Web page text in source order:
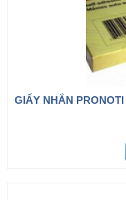
GIẤY NHẮN PRONOTI